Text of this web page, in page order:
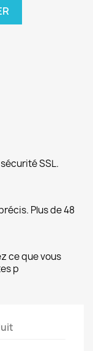
SSL.
Plus de 48
ce que vous
p